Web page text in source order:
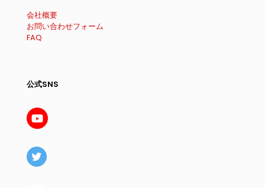
会社概要
お問い合わせフォーム
FAQ
公式SNS